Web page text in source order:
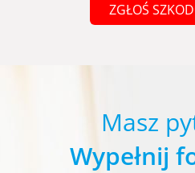
ZGŁOŚ
Masz
Wypełnij